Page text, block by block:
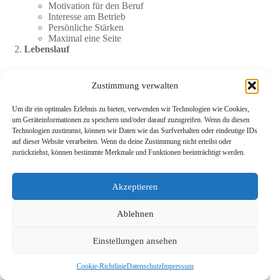
Zustimmung verwalten
Um dir ein optimales Erlebnis zu bieten, verwenden wir Technologien wie Cookies,
um Geräteinformationen zu speichern und/oder darauf zuzugreifen. Wenn du diesen
Technologien zustimmst, können wir Daten wie das Surfverhalten oder eindeutige IDs
auf dieser Website verarbeiten. Wenn du deine Zustimmung nicht erteilst oder
zurückziehst, können bestimmte Merkmale und Funktionen beeinträchtigt werden.
Akzeptieren
Ablehnen
Einstellungen ansehen
Cookie-RichtlinieDatenschutzImpressum
Motivation für den Beruf
Interesse am Betrieb
Persönliche Stärken
Maximal eine Seite
Lebenslauf
Schulbildung
Hobbys und Interessen
Foto (optional, aber empfohlen)
Zeugnisse
Letzten zwei Schulzeugnisse
Zertifikate (falls vorhanden)
Bewerbungsgespräch
Informationen über den Betrieb sammeln
Angemessene Kleidung wählen